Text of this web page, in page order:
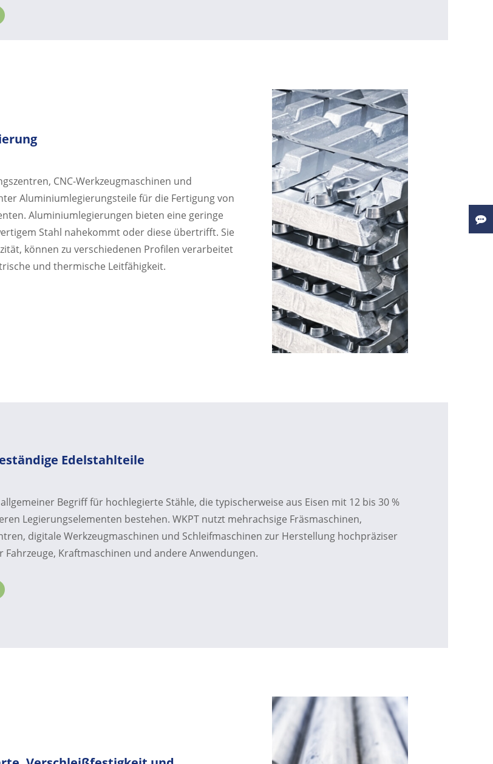
CNC-Werkzeugmaschinen und
Aluminiumlegierungsteile für die Fertigung von
Aluminiumlegierungen bieten eine geringe
Stahl nahekommt oder diese übertrifft. Sie
können zu verschiedenen Profilen verarbeitet
und thermische Leitfähigkeit.
Edelstahlteile
Begriff für hochlegierte Stähle, die typischerweise aus Eisen mit 12 bis 30 %
Legierungselementen bestehen. WKPT nutzt mehrachsige Fräsmaschinen,
digitale Werkzeugmaschinen und Schleifmaschinen zur Herstellung hochpräziser
Fahrzeuge, Kraftmaschinen und andere Anwendungen.